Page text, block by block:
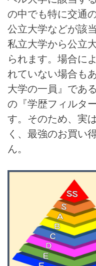
の中でも特に交通
公立大学などが該
私立大学から公立
られます。場合に
れていない場合も
大学の一員』であ
の『学歴フィルタ
す。そのため、実
く、最強のお買い
ん。